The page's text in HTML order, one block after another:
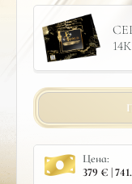
14К
Цена:
379 € |